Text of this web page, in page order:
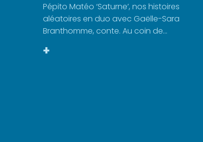
Pépito Matéo ‘Saturne’, nos histoires
aléatoires en duo avec Gaëlle-Sara
Branthomme, conte. Au coin de...
+